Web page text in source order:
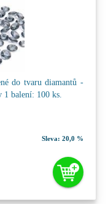
do tvaru diamantů -
1 balení: 100 ks.
Sleva: 20,0 %